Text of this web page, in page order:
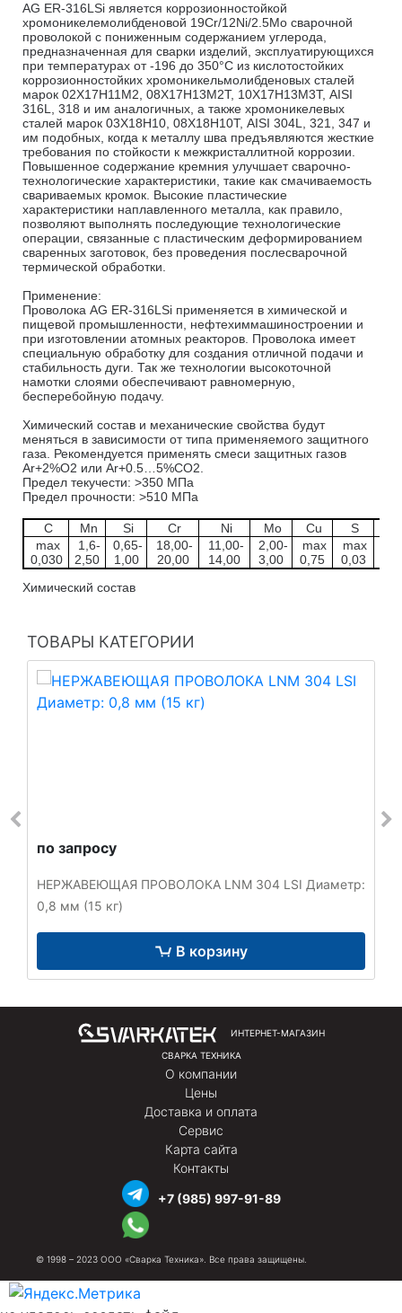
AG ER-316LSi является коррозионностойкой
хромоникелемолибденовой 19Сr/12Ni/2.5Mo сварочной
проволокой с пониженным содержанием углерода,
предназначенная для сварки изделий, эксплуатирующихся
при температурах от -196 до 350°С из кислотостойких
коррозионностойких хромоникельмолибденовых сталей
марок 02Х17Н11М2, 08Х17Н13М2Т, 10Х17Н13М3Т, AISI
316L, 318 и им аналогичных, а также хромоникелевых
сталей марок 03Х18Н10, 08Х18Н10Т, AISI 304L, 321, 347 и
им подобных, когда к металлу шва предъявляются жесткие
требования по стойкости к межкристаллитной коррозии.
Повышенное содержание кремния улучшает сварочно-
технологические характеристики, такие как смачиваемость
свариваемых кромок. Высокие пластические
характеристики наплавленного металла, как правило,
позволяют выполнять последующие технологические
операции, связанные с пластическим деформированием
сваренных заготовок, без проведения послесварочной
термической обработки.
Применение:
Проволока AG ER-316LSi применяется в химической и
пищевой промышленности, нефтехиммашиностроении и
при изготовлении атомных реакторов. Проволока имеет
специальную обработку для создания отличной подачи и
стабильность дуги. Так же технологии высокоточной
намотки слоями обеспечивают равномерную,
бесперебойную подачу.
Химический состав и механические свойства будут
меняться в зависимости от типа применяемого защитного
газа. Рекомендуется применять смеси защитных газов
Ar+2%O2 или Ar+0.5…5%CO2.
Предел текучести: >350 МПа
Предел прочности: >510 МПа
Химический состав
C Mn Si Cr Ni Mo Cu S
max
0,030
1,6-
2,50
0,65-
1,00
18,00-
20,00
11,00-
14,00
2,00-
3,00
max
0,75
max
0,03
ТОВАРЫ КАТЕГОРИИ
по запросу
НЕРЖАВЕЮЩАЯ ПРОВОЛОКА LNM 304 LSI Диаметр:
0,8 мм (15 кг)
В корзину
ИНТЕРНЕТ-МАГАЗИН
СВАРКА ТЕХНИКА
О компании
Цены
Доставка и оплата
Сервис
Карта сайта
Контакты
+7 (985) 997-91-89
© 1998 – 2023 ООО «Сварка Техника». Все права защищены.